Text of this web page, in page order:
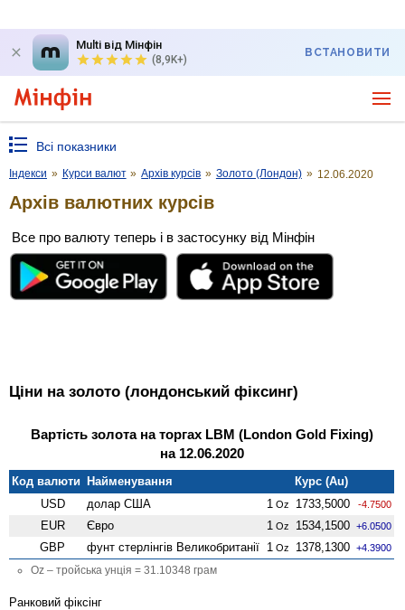
Multi від Мінфін
(8,9K+)
ВСТАНОВИТИ
Всі показники
Індекси » Курси валют » Архів курсів » Золото (Лондон) » 12.06.2020
Архів валютних курсів
Все про валюту теперь і в застосунку від Мінфін
Ціни на золото (лондонський фіксинг)
Вартість золота на торгах LBM (London Gold Fixing)
на 12.06.2020
Код валюти Найменування
Курс (Au)
USD
долар США 1 Oz 1733,5000 -4.7500
EUR Євро 1 Oz 1534,1500 +6.0500
GBP фунт стерлінгів Велико­британії 1 Oz 1378,1300 +4.3900
Oz – тройська унція = 31.10348 грам
Ранковий фіксінг